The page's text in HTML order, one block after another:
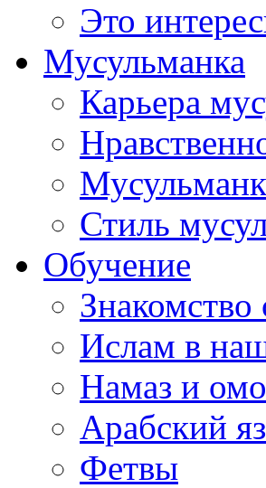
Это
Мусульманка
Карьера
Стиль
Обучение
Ислам в
Намаз и
Арабский
Фетвы